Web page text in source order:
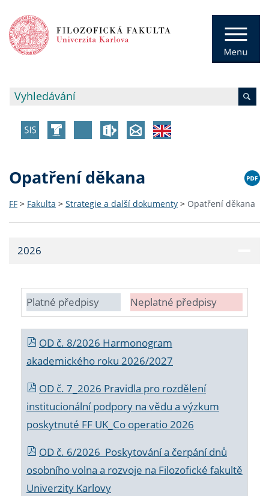
Opatření děkana
FF > Fakulta > Strategie a další dokumenty > Opatření děkana
2026
Platné předpisy Neplatné předpisy
OD č. 8/2026 Harmonogram
akademického roku 2026/2027
OD č. 7_2026 Pravidla pro rozdělení
institucionální podpory na vědu a výzkum
poskytnuté FF UK_Co operatio 2026
OD č. 6/2026 Poskytování a čerpání dnů
osobního volna a rozvoje na Filozofické fakultě
Univerzity Karlovy